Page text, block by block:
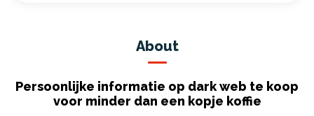
About
Persoonlijke informatie op dark web te koop
voor minder dan een kopje koffie